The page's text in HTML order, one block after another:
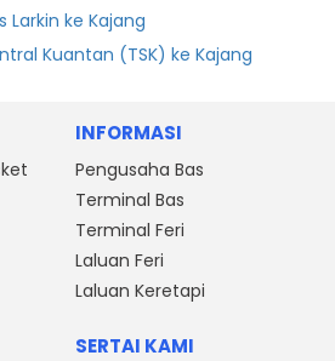
Bas dari Terminal Bas Larkin ke Kajang
Kuantan (TSK) ke Kajang
INFORMASI
Pengusaha Bas
Terminal Bas
Terminal Feri
Laluan Feri
Laluan Keretapi
SERTAI KAMI